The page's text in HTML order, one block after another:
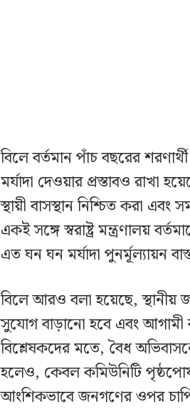
বিলে বর্তমান পাঁচ বছরের
মর্যাদা দেওয়ার প্রস্তাবও রাখা
স্থায়ী বাসস্থান নিশ্চিত করা
একই সঙ্গে স্বরাষ্ট্র মন্ত্রণালয়
এত ঘন ঘন মর্যাদা পুনর্মূল্যায়ন
বিলে আরও বলা হয়েছে, স্থানীয়
সুযোগ বাড়ানো হবে এবং আগামী
বিশ্লেষকদের মতে, বৈধ
হলেও, কেবল কমিউনিটি
আংশিকভাবে জনগণের ওপর